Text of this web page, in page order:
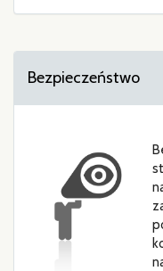
Bezpieczeństwo